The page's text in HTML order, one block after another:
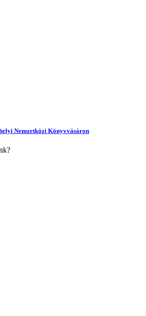
Nemzetközi Könyvvásáron